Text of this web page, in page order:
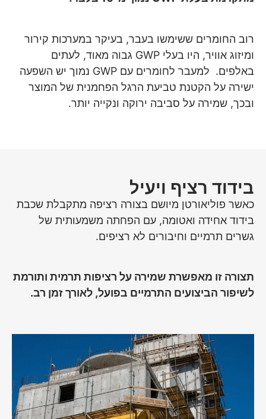
רוב החומרים ששימשו בעבר, בעיקר במערכות קירור
ומיזוג אוויר, היו בעלי GWP גבוה מאוד, לעתים
באלפים. למעבר לחומרים עם GWP נמוך יש השפעה
ישירה על הקטנת טביעת הרגל הפחמנית של המוצר
ובכך, שמירה על סביבה ירוקה ונקייה יותר.
בידוד רציף ויעיל
כאשר פוליאורטן מיושם בצורה רציפה מתקבלת שכבת
בידוד אחידה ואטומה, עם הפחתה משמעותית של
גשרים תרמיים וחיבורים לא רציפים.
תצורה זו מאפשרת שמירה על רציפות תרמית ותורמת
לשיפור הביצועים התרמיים בפועל, לאורך זמן רב.